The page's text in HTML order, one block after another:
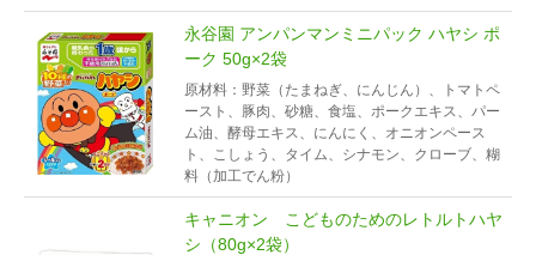
永谷園 アンパンマンミニパック ハヤシ ポ
ーク 50g×2袋
原材料：野菜（たまねぎ、にんじん）、トマトペ
ースト、豚肉、砂糖、食塩、ポークエキス、パー
ム油、酵母エキス、にんにく、オニオンペース
ト、こしょう、タイム、シナモン、クローブ、糊
料（加工でん粉）
キャニオン こどものためのレトルトハヤ
シ（80g×2袋）